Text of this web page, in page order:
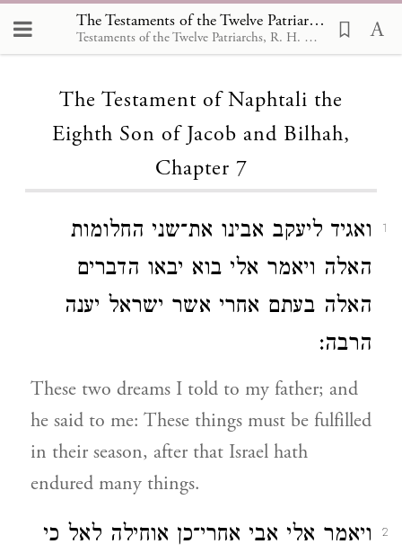
The Testaments of the Twelve Patriarchs, The Testament of Naphtali the Eighth Son of Jacob and Bilhah 7
Testaments of the Twelve Patriarchs, R. H. Charles,1908
Loading...
The Testament of Naphtali the
Eighth Son of Jacob and Bilhah,
Chapter 7
1
ואגיד ליעקב אבינו את־שני החלומות
האלה ויאמר אלי בוא יבאו הדברים
האלה בעתם אחרי אשר ישראל יענה
הרבה:
These two dreams I told to my father; and
he said to me: These things must be fulfilled
in their season, after that Israel hath
endured many things.
2
ויאמר אלי אבי אחרי־כן אוחילה לאל כי